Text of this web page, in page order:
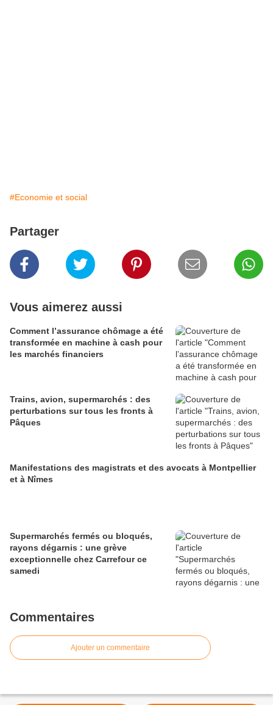
#Economie et social
Partager
Vous aimerez aussi
Comment l’assurance chômage a été
transformée en machine à cash pour
les marchés financiers
Trains, avion, supermarchés : des
perturbations sur tous les fronts à
Pâques
Manifestations des magistrats et des avocats à Montpellier
et à Nîmes
Supermarchés fermés ou bloqués,
rayons dégarnis : une grève
exceptionnelle chez Carrefour ce
samedi
Commentaires
Ajouter un commentaire